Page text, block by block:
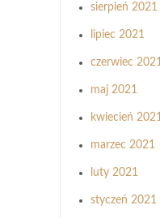
sierpień 2021
lipiec 2021
czerwiec 2021
maj 2021
kwiecień 2021
marzec 2021
luty 2021
styczeń 2021